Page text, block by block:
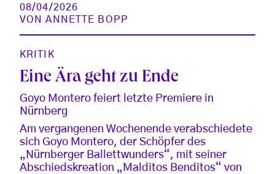
08/04/2026
VONANNETTE BOPP
KRITIK
Eine Ära geht zu Ende
Goyo Montero feiert letzte Premiere in
Nürnberg
Am vergangenen Wochenende verabschiedete
sich Goyo Montero, der Schöpfer des
„Nürnberger Ballettwunders“, mit seiner
Abschiedskreation „Malditos Benditos“ von